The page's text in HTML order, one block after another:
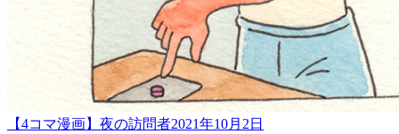
【4コマ漫画】夜の訪問者2021年10月2日